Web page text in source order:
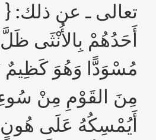
تعالى ـ عن ذلك: {
أَحَدُهُمْ بِالأُنْثَى
مُسْوَدًّا وَهُوَ كَظِيمٌ
مِنَ القَوْمِ مِنْ
أَيُمْسِكُهُ عَلَى